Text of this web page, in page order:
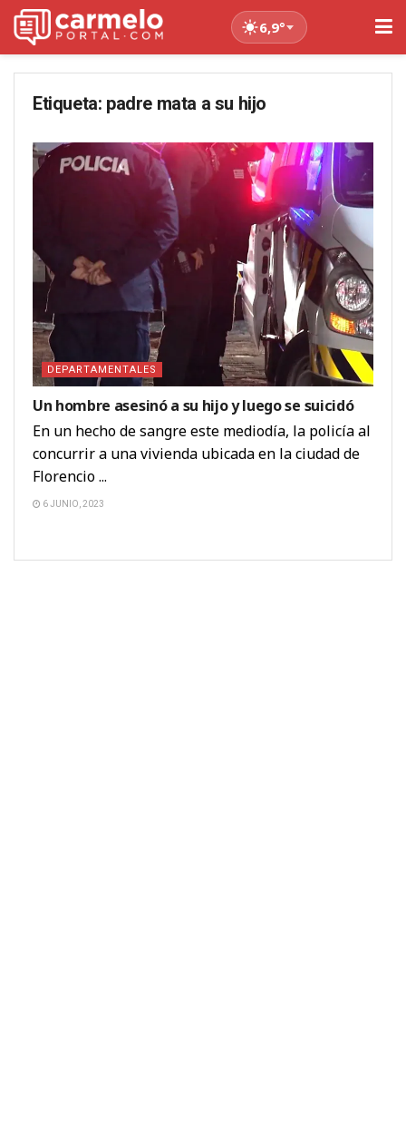
6,9°
Etiqueta: padre mata a su hijo
DEPARTAMENTALES
Un hombre asesinó a su hijo y luego se suicidó
En un hecho de sangre este mediodía, la policía al
concurrir a una vivienda ubicada en la ciudad de
Florencio ...
6 JUNIO, 2023